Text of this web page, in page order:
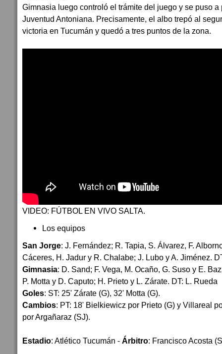
Gimnasia luego controló el trámite del juego y se puso
Juventud Antoniana. Precisamente, el albo trepó al
victoria en Tucumán y quedó a tres puntos de la zona.
VIDEO: FÚTBOL EN VIVO SALTA.
Los equipos
San Jorge: J. Fernández; R. Tapia, S. Álvarez, F.
Cáceres, H. Jadur y R. Chalabe; J. Lubo y A. Jiménez.
Gimnasia: D. Sand; F. Vega, M. Ocaño, G. Suso y E.
P. Motta y D. Caputo; H. Prieto y L. Zárate. DT: L. Rueda
Goles: ST: 25' Zárate (G), 32' Motta (G).
Cambios: PT: 18' Bielkiewicz por Prieto (G) y Villareal
por Argañaraz (SJ).
Estadio: Atlético Tucumán - Árbitro: Francisco Acosta